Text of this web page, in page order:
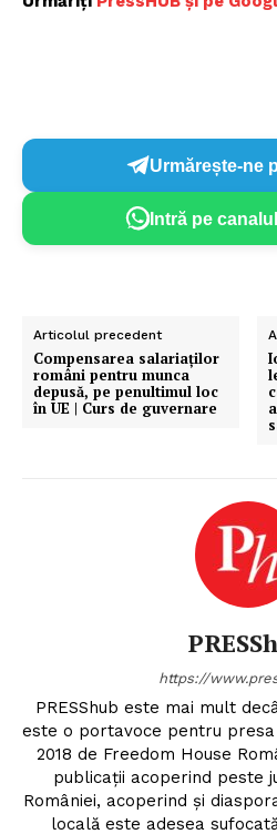
Urmărește-ne
Intră pe
Articolul precedent
Compensarea salariaților
români pentru munca
depusă, pe penultimul loc
în UE | Curs de guvernare
https://
PRESShub este mai mult
este o portavoce pentru
2018 de Freedom House
publicații acoperind peste
României, acoperind și
locală este adesea